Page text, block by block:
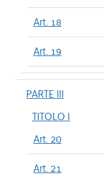
Art. 18
Art. 19
PARTE III
TITOLO I
Art. 20
Art. 21